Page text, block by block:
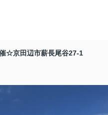
☆京田辺市薪長尾谷27-1